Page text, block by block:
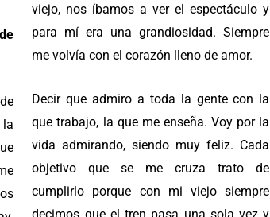
viejo, nos íbamos a ver el espectáculo y
para mí era una grandiosidad. Siempre
me volvía con el corazón lleno de amor.
Decir que admiro a toda la gente con la
que trabajo, la que me enseña. Voy por la
vida admirando, siendo muy feliz. Cada
objetivo que se me cruza trato de
cumplirlo porque con mi viejo siempre
decimos que el tren pasa una sola vez y